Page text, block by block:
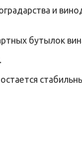
и
бутылок